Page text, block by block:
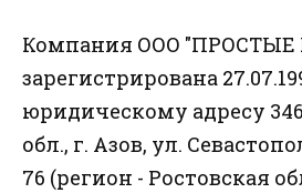
Компания ООО
зарегистрирована
юридическому адресу
обл., г. Азов, ул.
76 (регион - Ростовская